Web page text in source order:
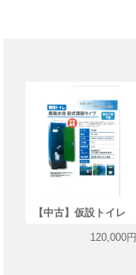
【中古】仮設トイレ
120,000円